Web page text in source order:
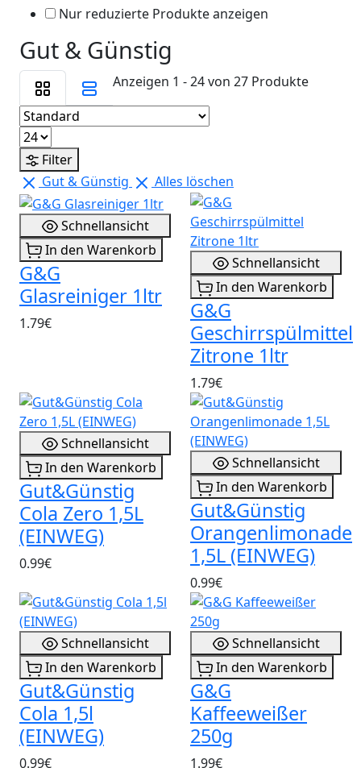
Nur reduzierte Produkte anzeigen
Gut & Günstig
Anzeigen 1 - 24 von 27 Produkte
Filter
Gut & Günstig
Alles löschen
Schnellansicht
In den Warenkorb
G&G
Glasreiniger 1ltr
1.79€
Schnellansicht
In den Warenkorb
G&G
Geschirrspülmittel
Zitrone 1ltr
1.79€
Schnellansicht
In den Warenkorb
Gut&Günstig
Cola Zero 1,5L
(EINWEG)
0.99€
Schnellansicht
In den Warenkorb
Gut&Günstig
Orangenlimonade
1,5L (EINWEG)
0.99€
Schnellansicht
In den Warenkorb
Gut&Günstig
Cola 1,5l
(EINWEG)
0.99€
Schnellansicht
In den Warenkorb
G&G
Kaffeeweißer
250g
1.99€